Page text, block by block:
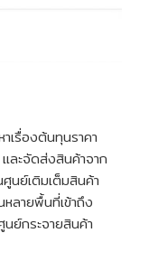
รื่องต้นทุนราคา
ละจัดส่งสินค้าจาก
นย์เติมเต็มสินค้า
หลายพื้นที่เข้าถึง
ย์กระจายสินค้า